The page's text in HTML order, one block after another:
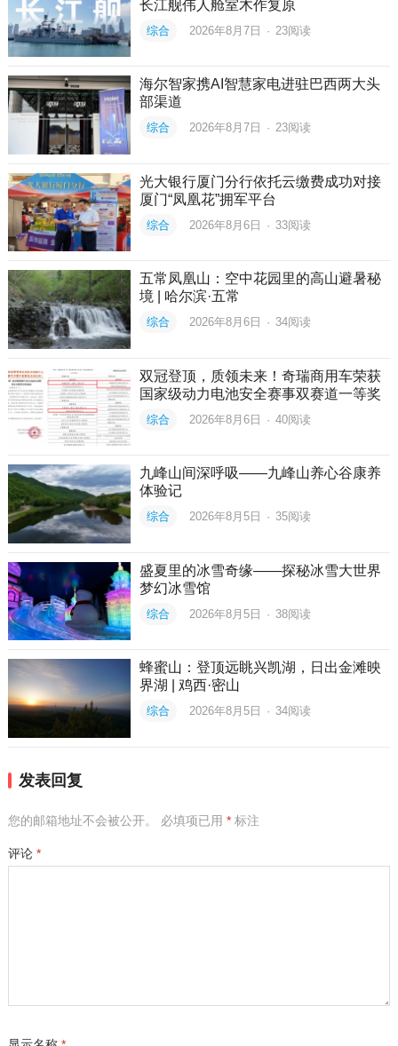
长江舰伟人舱室木作复原
综合 2026年8月7日 · 23阅读
海尔智家携AI智慧家电进驻巴西两大头
部渠道
综合 2026年8月7日 · 23阅读
光大银行厦门分行依托云缴费成功对接
厦门“凤凰花”拥军平台
综合 2026年8月6日 · 33阅读
五常凤凰山：空中花园里的高山避暑秘
境 | 哈尔滨·五常
综合 2026年8月6日 · 34阅读
双冠登顶，质领未来！奇瑞商用车荣获
国家级动力电池安全赛事双赛道一等奖
综合 2026年8月6日 · 40阅读
九峰山间深呼吸——九峰山养心谷康养
体验记
综合 2026年8月5日 · 35阅读
盛夏里的冰雪奇缘——探秘冰雪大世界
梦幻冰雪馆
综合 2026年8月5日 · 38阅读
蜂蜜山：登顶远眺兴凯湖，日出金滩映
界湖 | 鸡西·密山
综合 2026年8月5日 · 34阅读
发表回复
您的邮箱地址不会被公开。 必填项已用 *标注
评论 *